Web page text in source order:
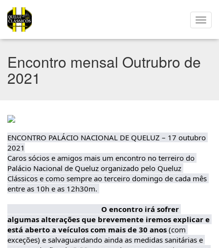
Encontro mensal Outrubro de
2021
ENCONTRO PALÁCIO NACIONAL DE QUELUZ – 17 outubro
2021
Caros sócios e amigos mais um encontro no terreiro do
Palácio Nacional de Queluz organizado pelo Queluz
Clássicos e como sempre ao terceiro domingo de cada mês
entre as 10h e as 12h30m.
O encontro irá sofrer
algumas alterações que brevemente iremos explicar e
está aberto a veículos com mais de 30 anos (com
exceções) e salvaguardando ainda as medidas sanitárias e